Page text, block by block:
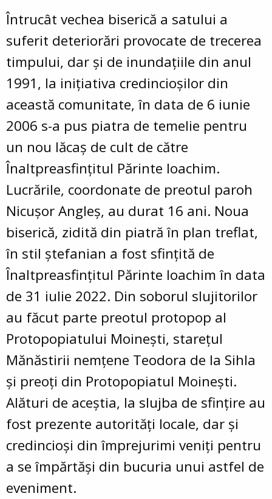
Întrucât vechea biserică a satului a
suferit deteriorări provocate de trecerea
timpului, dar și de inundațiile din anul
1991, la inițiativa credincioșilor din
această comunitate, în data de 6 iunie
2006 s-a pus piatra de temelie pentru
un nou lăcaș de cult de către
Înaltpreasfințitul Părinte Ioachim.
Lucrările, coordonate de preotul paroh
Nicușor Angleș, au durat 16 ani. Noua
biserică, zidită din piatră în plan treflat,
în stil ștefanian a fost sfințită de
Înaltpreasfințitul Părinte Ioachim în data
de 31 iulie 2022. Din soborul slujitorilor
au făcut parte preotul protopop al
Protopopiatului Moinești, starețul
Mănăstirii nemțene Teodora de la Sihla
și preoți din Protopopiatul Moinești.
Alături de aceștia, la slujba de sfințire au
fost prezente autorități locale, dar și
credincioși din împrejurimi veniți pentru
a se împărtăși din bucuria unui astfel de
eveniment.